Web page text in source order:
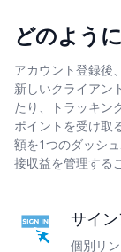
どのよう
アカウント登録後
新しいクライアン
たり、トラッキン
ポイントを受け取
額を1つのダッシ
接収益を管理する
サイ
個別リ